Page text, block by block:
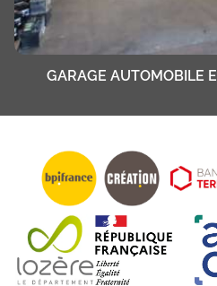
GARAGE AUTOMOBILE